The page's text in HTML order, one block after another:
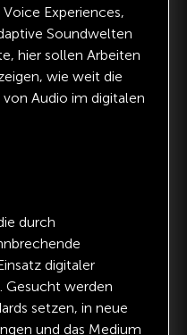
Experiences,
Soundwelten
hier sollen Arbeiten
wie weit die
Audio im digitalen
durch
digitaler
Gesucht werden
setzen, in neue
und das Medium